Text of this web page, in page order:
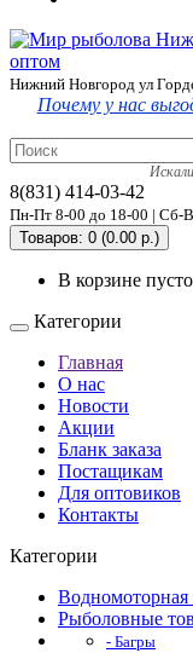
Нижний Новгород ул
Почему у нас
8(831) 414-03-42
Пн-Пт 8-00 до 18-00 | Сб-
Товаров: 0 (0.00 р.)
В корзине
Категории
Главная
О нас
Новости
Акции
Бланк заказа
Постащикам
Для оптовиков
Контакты
Категории
Водномоторная
Рыболовные
- Багры